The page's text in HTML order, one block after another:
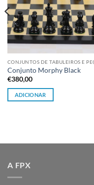
CONJUNTOS DE TABULEIROS E
Conjunto Morphy Black
€380,00
ADICIONAR
A FPX